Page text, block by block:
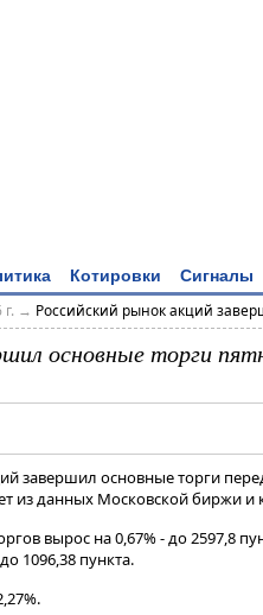
Котировки Сигналы
→ Российский рынок акций
основные торги
завершил основные торги
из данных Московской биржи и
вырос на 0,67% - до 2597,8
1096,38 пункта​​​.